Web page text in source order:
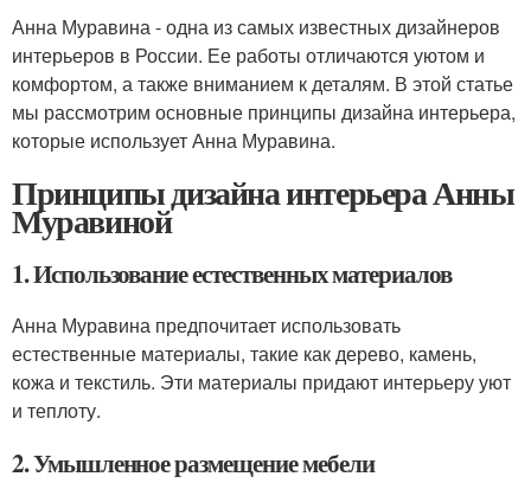
Анна Муравина - одна из самых известных дизайнеров
интерьеров в России. Ее работы отличаются уютом и
комфортом, а также вниманием к деталям. В этой статье
мы рассмотрим основные принципы дизайна интерьера,
которые использует Анна Муравина.
Принципы дизайна интерьера Анны
Муравиной
1. Использование естественных материалов
Анна Муравина предпочитает использовать
естественные материалы, такие как дерево, камень,
кожа и текстиль. Эти материалы придают интерьеру уют
и теплоту.
2. Умышленное размещение мебели